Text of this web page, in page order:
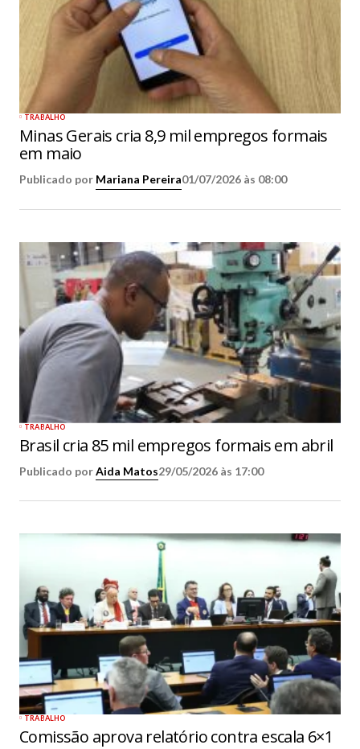
TRABALHO
Minas Gerais cria 8,9 mil empregos formais
em maio
Publicado por Mariana Pereira01/07/2026 às 08:00
TRABALHO
Brasil cria 85 mil empregos formais em abril
Publicado porAida Matos29/05/2026 às 17:00
TRABALHO
Comissão aprova relatório contra escala 6×1